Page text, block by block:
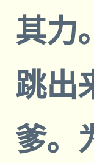
其力
跳出
爹。